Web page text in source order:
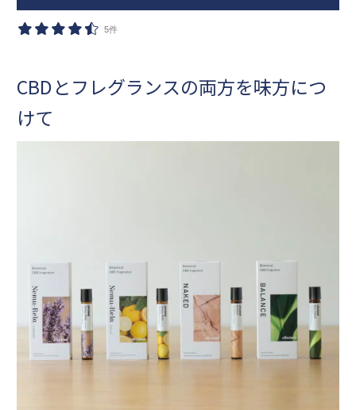
5件
CBDとフレグランスの両方を味方につ
けて